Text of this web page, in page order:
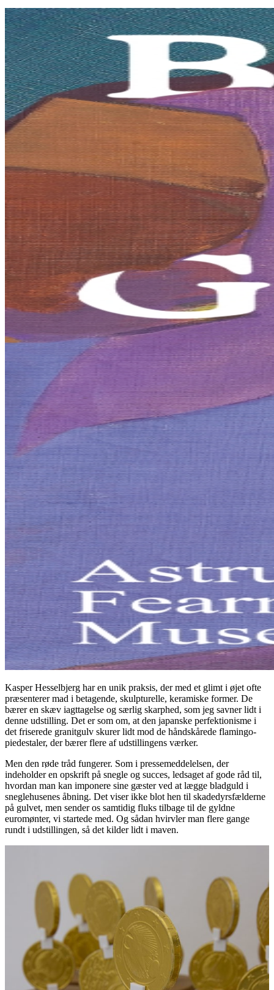
Kasper Hesselbjerg har en unik praksis, der med et glimt i øjet ofte
præsenterer mad i betagende, skulpturelle, keramiske former. De
bærer en skæv iagttagelse og særlig skarphed, som jeg savner lidt i
denne udstilling. Det er som om, at den japanske perfektionisme i
det friserede granitgulv skurer lidt mod de håndskårede flamingo-
piedestaler, der bærer flere af udstillingens værker.
Men den røde tråd fungerer. Som i pressemeddelelsen, der
indeholder en opskrift på snegle og succes, ledsaget af gode råd til,
hvordan man kan imponere sine gæster ved at lægge bladguld i
sneglehusenes åbning. Det viser ikke blot hen til skadedyrsfælderne
på gulvet, men sender os samtidig fluks tilbage til de gyldne
euromønter, vi startede med. Og sådan hvirvler man flere gange
rundt i udstillingen, så det kilder lidt i maven.